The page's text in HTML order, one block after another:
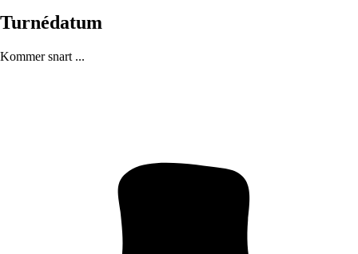
Turnédatum
Kommer snart ...